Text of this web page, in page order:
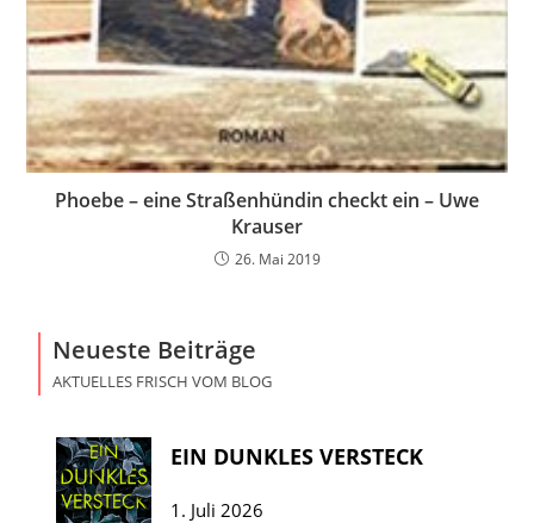
Phoebe – eine Straßenhündin checkt ein – Uwe
Krauser
26. Mai 2019
Neueste Beiträge
AKTUELLES FRISCH VOM BLOG
EIN DUNKLES VERSTECK
1. Juli 2026